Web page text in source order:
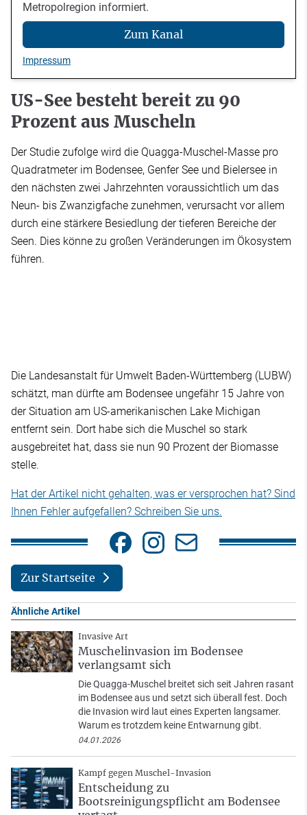
Metropolregion informiert.
Zum Kanal
Impressum
US-See besteht bereit zu 90
Prozent aus Muscheln
Der Studie zufolge wird die Quagga-Muschel-Masse pro
Quadratmeter im Bodensee, Genfer See und Bielersee in
den nächsten zwei Jahrzehnten voraussichtlich um das
Neun- bis Zwanzigfache zunehmen, verursacht vor allem
durch eine stärkere Besiedlung der tieferen Bereiche der
Seen. Dies könne zu großen Veränderungen im Ökosystem
führen.
Die Landesanstalt für Umwelt Baden-Württemberg (LUBW)
schätzt, man dürfte am Bodensee ungefähr 15 Jahre von
der Situation am US-amerikanischen Lake Michigan
entfernt sein. Dort habe sich die Muschel so stark
ausgebreitet hat, dass sie nun 90 Prozent der Biomasse
stelle.
Hat der Artikel nicht gehalten, was er versprochen hat? Sind
Ihnen Fehler aufgefallen? Schreiben Sie uns.
Zur Startseite
Ähnliche Artikel
Invasive Art
Muschelinvasion im Bodensee
verlangsamt sich
Die Quagga-Muschel breitet sich seit Jahren rasant
im Bodensee aus und setzt sich überall fest. Doch
die Invasion wird laut eines Experten langsamer.
Warum es trotzdem keine Entwarnung gibt.
04.01.2026
Kampf gegen Muschel-Invasion
Entscheidung zu
Bootsreinigungspflicht am Bodensee